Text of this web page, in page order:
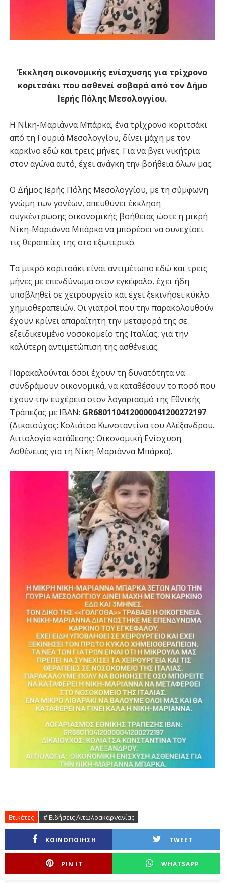
Έκκληση οικονομικής ενίσχυσης για τρίχρονο
κοριτσάκι που ασθενεί σοβαρά από τον Δήμο
Ιερής Πόλης Μεσολογγίου.
Η Νίκη-Μαριάννα Μπάρκα, ένα τρίχρονο κοριτσάκι
από τη Γουριά Μεσολογγίου, δίνει μάχη με τον
καρκίνο εδώ και τρεις μήνες. Για να βγει νικήτρια
στον αγώνα αυτό, έχει ανάγκη την βοήθεια όλων μας.
Ο Δήμος Ιερής Πόλης Μεσολογγίου, με τη σύμφωνη
γνώμη των γονέων, απευθύνει έκκληση
συγκέντρωσης οικονομικής βοήθειας ώστε η μικρή
Νίκη-Μαριάννα Μπάρκα να μπορέσει να συνεχίσει
τις θεραπείες της στο εξωτερικό.
Τα μικρό κοριτσάκι είναι αντιμέτωπο εδώ και τρεις
μήνες με επενδύνωμα στον εγκέφαλο, έχει ήδη
υποβληθεί σε χειρουργείο και έχει ξεκινήσει κύκλο
χημιοθεραπειών. Οι γιατροί που την παρακολουθούν
έχουν κρίνει απαραίτητη την μεταφορά της σε
εξειδικευμένο νοσοκομείο της Ιταλίας, για την
καλύτερη αντιμετώπιση της ασθένειας.
Παρακαλούνται όσοι έχουν τη δυνατότητα να
συνδράμουν οικονομικά, να καταθέσουν το ποσό που
έχουν την ευχέρεια στον λογαριασμό της Εθνικής
Τράπεζας με IBAN: GR6801104120000041200272197
(Δικαιούχος: Κολιάτσα Κωνσταντίνα του Αλέξανδρου.
Αιτιολογία κατάθεσης: Οικονομική Ενίσχυση
Ασθένειας για τη Νίκη-Μαριάννα Μπάρκα).
Ετικέτες # Ειδήσεις Αιτωλοακαρνανίας
ΚΟΙΝΟΠΟΙΗΣΗ TWEET
PIN IT WHATSAPP